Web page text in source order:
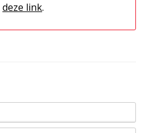
deze link.